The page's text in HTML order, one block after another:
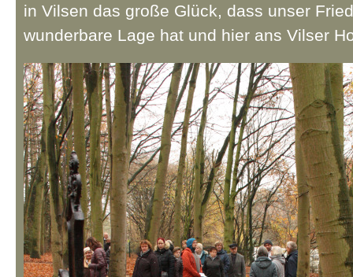
in Vilsen das große Glück, dass unser
wunderbare Lage hat und hier ans Vilser